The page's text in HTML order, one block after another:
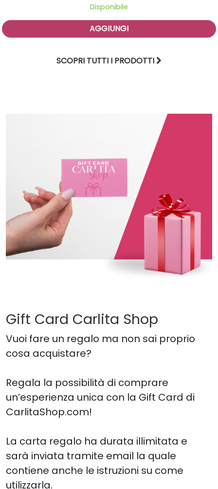
Disponibile
AGGIUNGI
SCOPRI TUTTI I PRODOTTI
Gift Card Carlita Shop
Vuoi fare un regalo ma non sai proprio
cosa acquistare?
Regala la possibilità di comprare
un’esperienza unica con la Gift Card di
CarlitaShop.com!
La carta regalo ha durata illimitata e
sarà inviata tramite email la quale
contiene anche le istruzioni su come
utilizzarla.